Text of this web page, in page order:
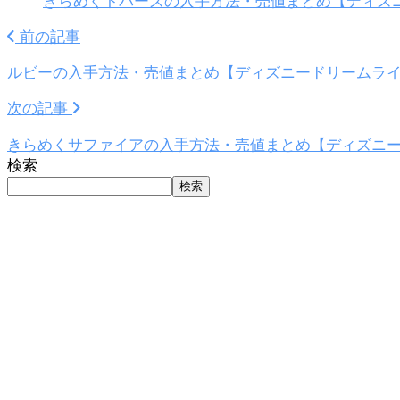
前の記事
ルビーの入手方法・売値まとめ【ディズニードリームライ
次の記事
きらめくサファイアの入手方法・売値まとめ【ディズニ
検索
検索